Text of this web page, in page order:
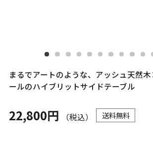
まるでアートのような、アッシュ天然
ールのハイブリットサイドテーブル
22,800円 （税込） 送料無料